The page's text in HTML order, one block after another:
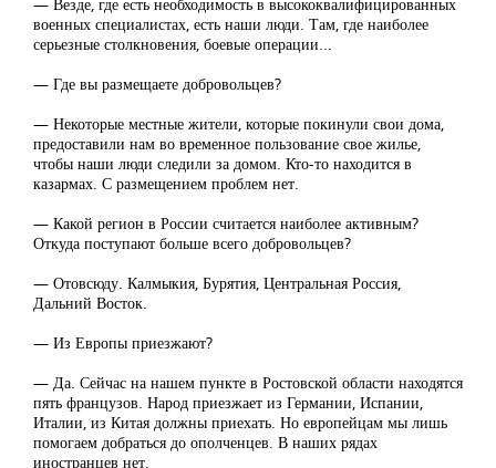
военных специалистах, есть наши люди. Там, где наиболее
серьезные столкновения, боевые операции...
— Где вы размещаете добровольцев?
— Некоторые местные жители, которые покинули свои дома,
предоставили нам во временное пользование свое жилье,
чтобы наши люди следили за домом. Кто-то находится в
казармах. С размещением проблем нет.
— Какой регион в России считается наиболее активным?
Откуда поступают больше всего добровольцев?
— Отовсюду. Калмыкия, Бурятия, Центральная Россия,
Дальний Восток.
— Из Европы приезжают?
— Да. Сейчас на нашем пункте в Ростовской области находятся
пять французов. Народ приезжает из Германии, Испании,
Италии, из Китая должны приехать. Но европейцам мы лишь
помогаем добраться до ополченцев. В наших рядах
иностранцев нет.